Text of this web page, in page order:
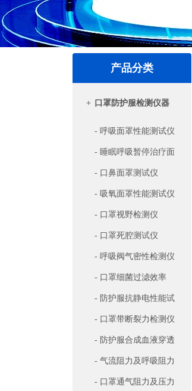
产品分类
+ 口罩防护服检测仪器
- 呼吸面罩性能测试仪
- 睡眠呼吸暂停治疗面
罩排气流测试仪
- 口鼻面罩测试仪
- 吸氧面罩性能测试仪
- 口罩视野检测仪
- 口罩死腔测试仪
- 呼吸阀气密性检测仪
- 口罩细菌过滤效率
（BFE）检测仪
- 防护服抗静电性能试
- 口罩带断裂力检测仪
- 防护服合成血液穿透
试验仪- 气流阻力及呼吸阻力
检测仪- 口罩通气阻力及压力